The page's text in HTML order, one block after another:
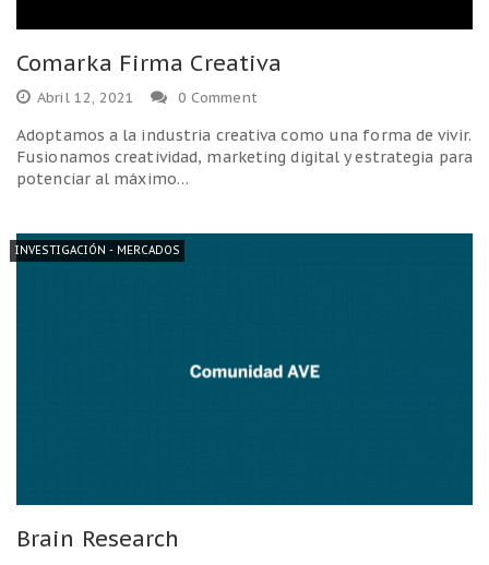
Comarka Firma Creativa
Abril 12, 2021 0 Comment
Adoptamos a la industria creativa como una forma de vivir.
Fusionamos creatividad, marketing digital y estrategia para
potenciar al máximo…
INVESTIGACIÓN - MERCADOS
Brain Research